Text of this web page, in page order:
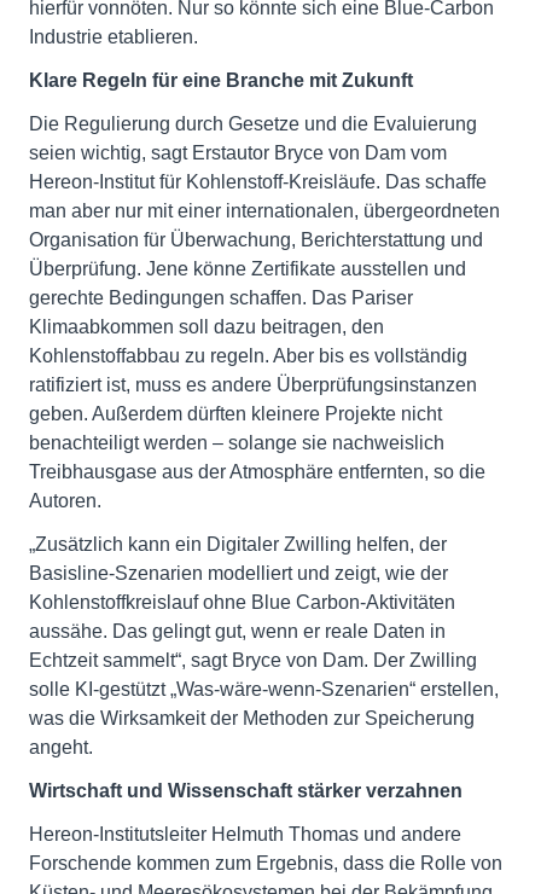
hierfür vonnöten. Nur so könnte sich eine Blue-Carbon
Industrie etablieren.
Klare Regeln für eine Branche mit Zukunft
Die Regulierung durch Gesetze und die Evaluierung
seien wichtig, sagt Erstautor Bryce von Dam vom
Hereon-Institut für Kohlenstoff-Kreisläufe. Das schaffe
man aber nur mit einer internationalen, übergeordneten
Organisation für Überwachung, Berichterstattung und
Überprüfung. Jene könne Zertifikate ausstellen und
gerechte Bedingungen schaffen. Das Pariser
Klimaabkommen soll dazu beitragen, den
Kohlenstoffabbau zu regeln. Aber bis es vollständig
ratifiziert ist, muss es andere Überprüfungsinstanzen
geben. Außerdem dürften kleinere Projekte nicht
benachteiligt werden – solange sie nachweislich
Treibhausgase aus der Atmosphäre entfernten, so die
Autoren.
„Zusätzlich kann ein Digitaler Zwilling helfen, der
Basisline-Szenarien modelliert und zeigt, wie der
Kohlenstoffkreislauf ohne Blue Carbon-Aktivitäten
aussähe. Das gelingt gut, wenn er reale Daten in
Echtzeit sammelt“, sagt Bryce von Dam. Der Zwilling
solle KI-gestützt „Was-wäre-wenn-Szenarien“ erstellen,
was die Wirksamkeit der Methoden zur Speicherung
angeht.
Wirtschaft und Wissenschaft stärker verzahnen
Hereon-Institutsleiter Helmuth Thomas und andere
Forschende kommen zum Ergebnis, dass die Rolle von